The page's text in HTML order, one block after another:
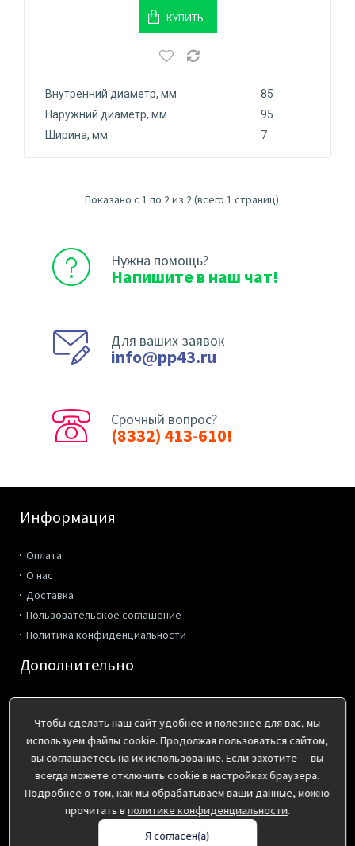
КУПИТЬ
Внутренний диаметр, мм
85
Наружний диаметр, мм
95
Ширина, мм
7
Показано с 1 по 2 из 2 (всего 1 страниц)
Нужна помощь?
Напишите в наш чат!
Для ваших заявок
info@pp43.ru
Срочный вопрос?
(8332) 413-610!
Информация
Оплата
О нас
Доставка
Пользовательское соглашение
Политика конфиденциальности
Дополнительно
Производители
Акции
Контакты
г. Киров, ул. Коммунальная 2
пн-пт с 8:00 до 17:00
(8332) 41-36-10, 495-162, 495-172
Чтобы сделать наш сайт удобнее и полезнее для вас, мы
используем файлы cookie. Продолжая пользоваться сайтом,
вы соглашаетесь на их использование. Если захотите — вы
всегда можете отключить cookie в настройках браузера.
Подробнее о том, как мы обрабатываем ваши данные, можно
прочитать вполитике конфиденциальности.
Я согласен(а)